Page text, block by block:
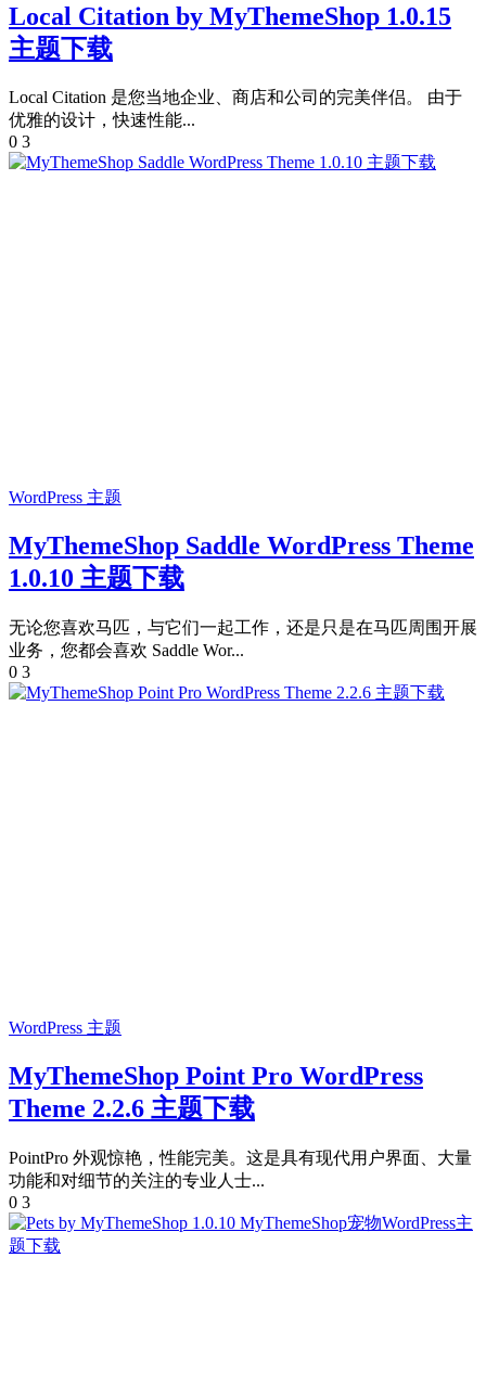
Local Citation by MyThemeShop 1.0.15
主题下载
Local Citation 是您当地企业、商店和公司的完美伴侣。 由于
优雅的设计，快速性能...
0 3
WordPress 主题
MyThemeShop Saddle WordPress Theme
1.0.10 主题下载
无论您喜欢马匹，与它们一起工作，还是只是在马匹周围开展
业务，您都会喜欢 Saddle Wor...
0 3
WordPress 主题
MyThemeShop Point Pro WordPress
Theme 2.2.6 主题下载
PointPro 外观惊艳，性能完美。这是具有现代用户界面、大量
功能和对细节的关注的专业人士...
0 3